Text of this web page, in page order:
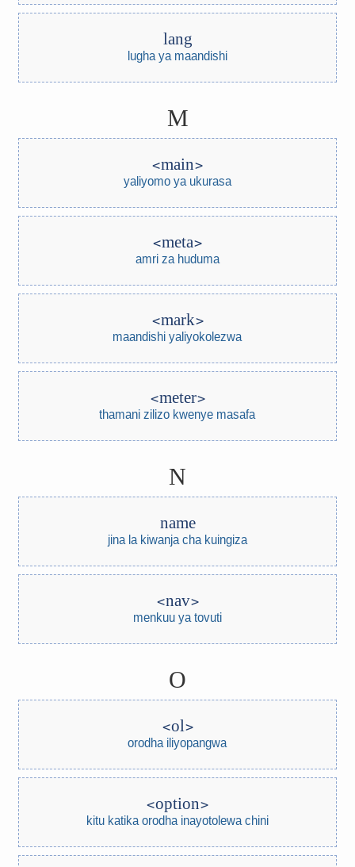
lang
lugha ya maandishi
M
main
yaliyomo ya ukurasa
meta
amri za huduma
mark
maandishi yaliyokolezwa
meter
thamani zilizo kwenye masafa
N
name
jina la kiwanja cha kuingiza
nav
menkuu ya tovuti
O
ol
orodha iliyopangwa
option
kitu katika orodha inayotolewa chini